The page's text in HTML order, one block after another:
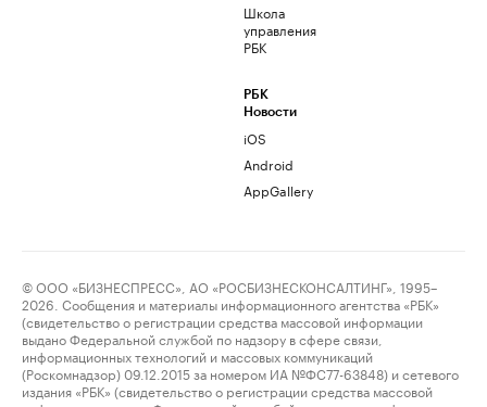
Школа
управления
РБК
РБК
Новости
iOS
Android
AppGallery
© ООО «БИЗНЕСПРЕСС», АО «РОСБИЗНЕСКОНСАЛТИНГ», 1995–
2026. Сообщения и материалы информационного агентства «РБК»
(свидетельство о регистрации средства массовой информации
выдано Федеральной службой по надзору в сфере связи,
информационных технологий и массовых коммуникаций
(Роскомнадзор) 09.12.2015 за номером ИА №ФС77-63848) и сетевого
издания «РБК» (свидетельство о регистрации средства массовой